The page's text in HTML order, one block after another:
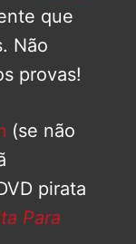
que
Não
provas!
(se não
pirata
Para